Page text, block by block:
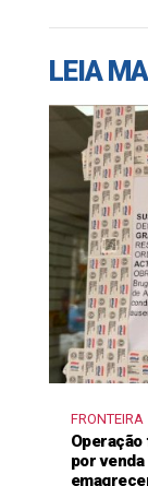
LEIA
FRONTEIRA
Operação
por